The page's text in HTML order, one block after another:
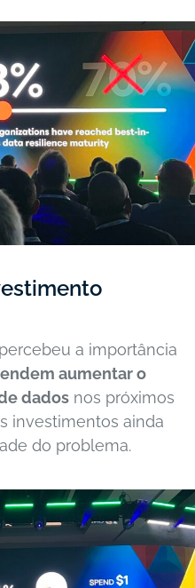
a importância
aumentar o
dados nos próximos
investimentos ainda
do problema.